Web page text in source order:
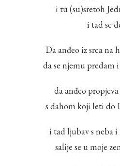
i tu (su)sretoh
i tad se
Da anđeo iz srca na
da se njemu predam
da anđeo
s dahom koji leti do
i tad ljubav s neba i
salije se u moje